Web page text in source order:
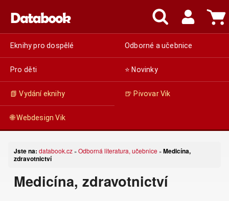
Eknihy pro dospělé Odborné a učebnice
Pro děti ⭐ Novinky
📗 Vydání eknihy 🍺 Pivovar Vik
🌐 Webdesign Vik
Jste na: databook.cz » Odborná literatura, učebnice » Medicína,
zdravotnictví
Medicína, zdravotnictví